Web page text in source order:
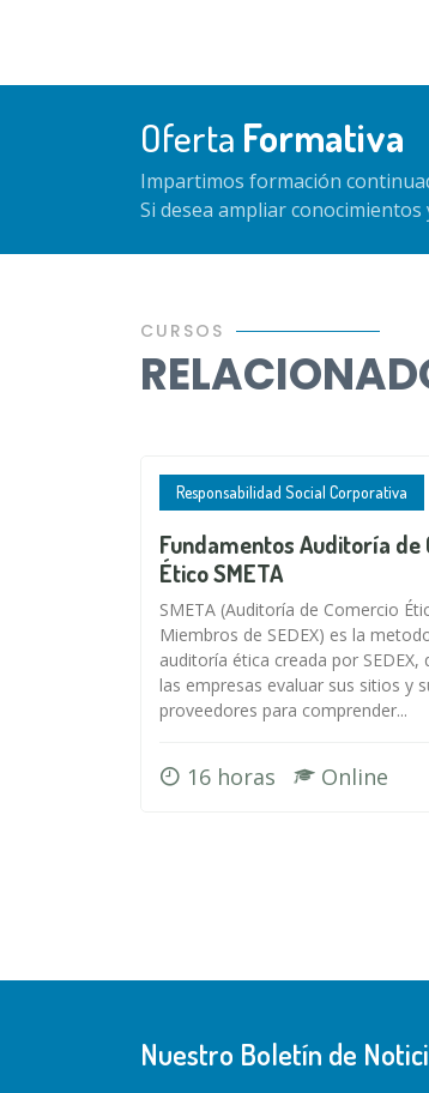
Oferta Formativa
Impartimos formación
Si desea ampliar
CURSOS
Responsabilidad Social Corporativa
Fundamentos Auditoría de
Ético SMETA
SMETA (Auditoría de Comercio
Miembros de SEDEX) es la
auditoría ética creada por SEDEX,
las empresas evaluar sus sitios y
proveedores para comprender...
16 horas Online
Nuestro Boletín de